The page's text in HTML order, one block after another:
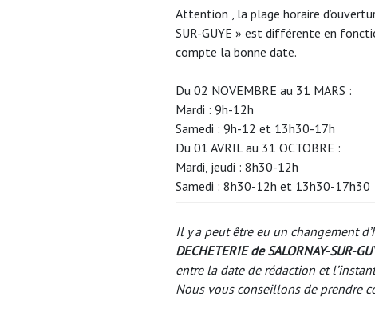
Attention , la plage horaire
SUR-GUYE » est différente en
compte la bonne date.
Du 02 NOVEMBRE au 31 MARS :
Mardi : 9h-12h
Samedi : 9h-12 et 13h30-17h
Du 01 AVRIL au 31 OCTOBRE :
Mardi, jeudi : 8h30-12h
Samedi : 8h30-12h et 13h30-17h30
Il y a peut être eu un changement
DECHETERIE de SALORNAY-SUR-
entre la date de rédaction et
Nous vous conseillons de prendre